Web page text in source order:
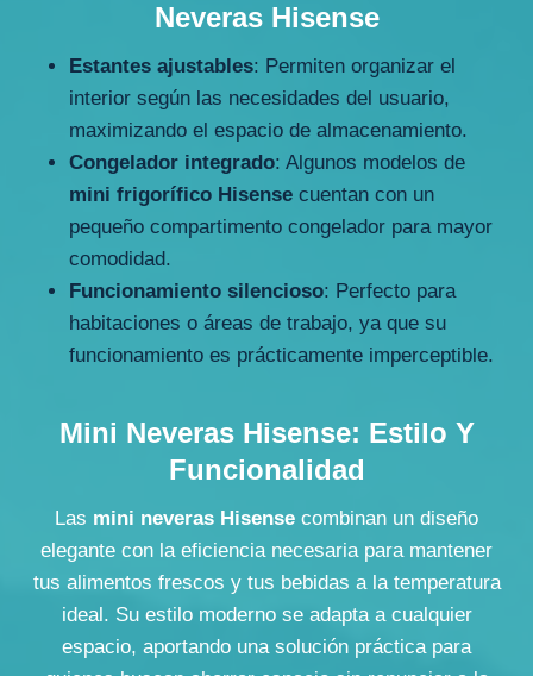
Neveras Hisense
Estantes ajustables: Permiten organizar el
interior según las necesidades del usuario,
maximizando el espacio de almacenamiento.
Congelador integrado: Algunos modelos de
mini frigorífico Hisense cuentan con un
pequeño compartimento congelador para mayor
comodidad.
Funcionamiento silencioso: Perfecto para
habitaciones o áreas de trabajo, ya que su
funcionamiento es prácticamente imperceptible.
Mini Neveras Hisense: Estilo Y
Funcionalidad
Las mini neveras Hisense combinan un diseño
elegante con la eficiencia necesaria para mantener
tus alimentos frescos y tus bebidas a la temperatura
ideal. Su estilo moderno se adapta a cualquier
espacio, aportando una solución práctica para